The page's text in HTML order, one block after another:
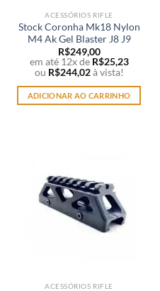
do
produto
ACESSÓRIOS RIFLE
Stock Coronha Mk18 Nylon
M4 Ak Gel Blaster J8 J9
R$249,00
em até 12x de R$25,23
ou R$244,02 à vista!
ADICIONAR AO CARRINHO
ACESSÓRIOS RIFLE